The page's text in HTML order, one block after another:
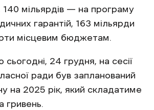
140 мільярдів — на програму
гарантій, 163 мільярди
місцевим бюджетам.
24 грудня, на сесії
ради був запланований
на 2025 рік, який складатиме
гривень.